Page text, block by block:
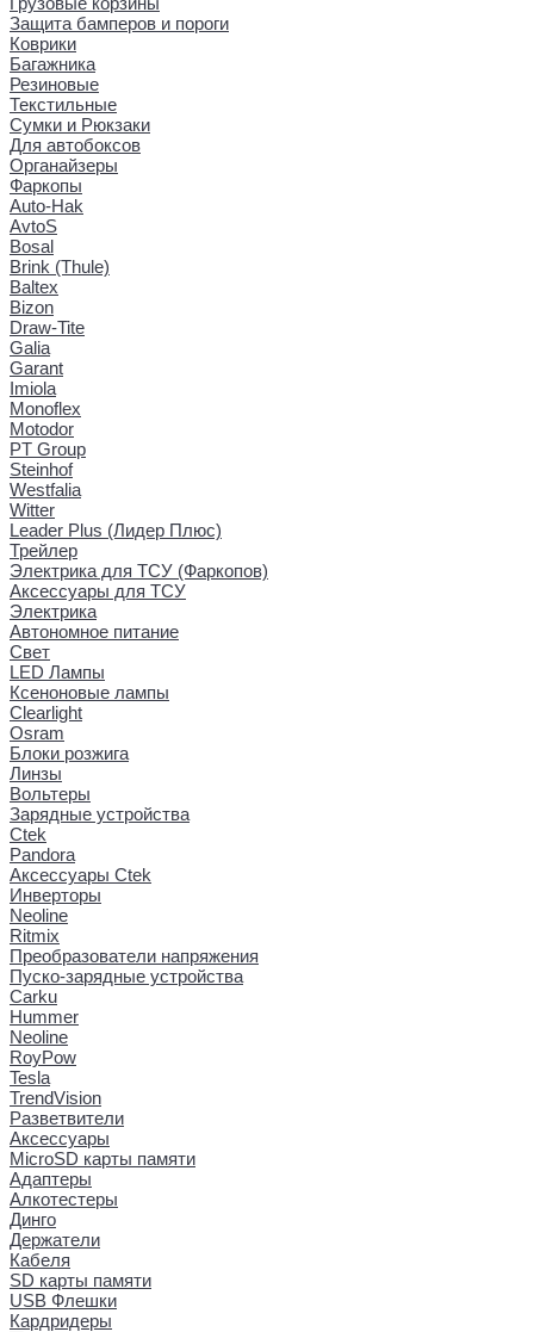
Защита бамперов и пороги
Коврики
Багажника
Резиновые
Текстильные
Сумки и Рюкзаки
Для автобоксов
Органайзеры
Фаркопы
Auto-Hak
AvtoS
Bosal
Brink (Thule)
Baltex
Bizon
Draw-Tite
Galia
Garant
Imiola
Monoflex
Motodor
PT Group
Steinhof
Westfalia
Witter
Leader Plus (Лидер Плюс)
Трейлер
Электрика для ТСУ (Фаркопов)
Аксессуары для ТСУ
Электрика
Автономное питание
Свет
LED Лампы
Ксеноновые лампы
Clearlight
Osram
Блоки розжига
Линзы
Вольтеры
Зарядные устройства
Ctek
Pandora
Аксессуары Ctek
Инверторы
Neoline
Ritmix
Преобразователи напряжения
Пуско-зарядные устройства
Carku
Hummer
Neoline
RoyPow
Tesla
TrendVision
Разветвители
Аксессуары
MicroSD карты памяти
Адаптеры
Алкотестеры
Динго
Держатели
Кабеля
SD карты памяти
USB Флешки
Кардридеры